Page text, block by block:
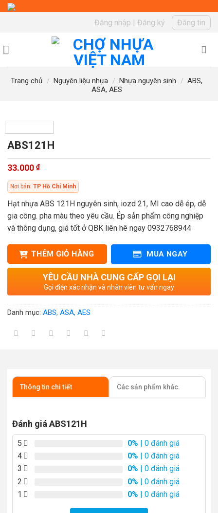
Skip
Đăng nhập | Đăng ký Đăng tin
Trang chủ / Nguyên liệu nhựa / Nhựa nguyên sinh / ABS,
ASA, AES
ABS121H
33.000 ₫
Nơi bán: TP Hồ Chí Minh
Hạt nhựa ABS 121H nguyên sinh, iozd 21, MI cao dễ ép, dễ
gia công. pha màu theo yêu cầu. Ép sản phẩm công nghiệp
và thông dụng, giá tốt ở QBK liên hê ngay 0932768944
THÊM GIỎ HÀNG MUA NGAY
YÊU CẦU NHÀ CUNG CẤP GỌI LẠI
Gọi điện xác nhận và nhân viên tư vấn ngay
Danh mục: ABS, ASA, AES
Thông tin chi tiết Các sản phẩm khác.
Đánh giá ABS121H
5 0% | 0 đánh giá
4
0% | 0 đánh giá
3
0% | 0 đánh giá
2
0% | 0 đánh giá
1
0% | 0 đánh giá